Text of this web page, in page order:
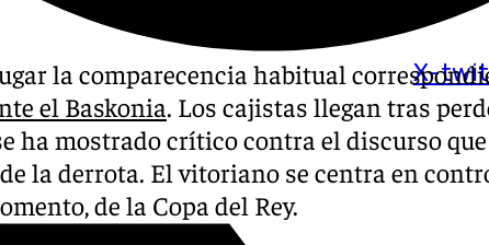
X-
la comparecencia habitual
el Baskonia. Los cajistas llegan tras
ha mostrado crítico contra el discurso
de la derrota. El vitoriano se centra en
de la Copa del Rey.